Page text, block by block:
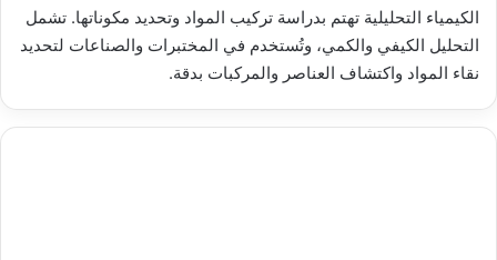
الكيمياء التحليلية تهتم بدراسة تركيب المواد وتحديد مكوناتها. تشمل
التحليل الكيفي والكمي، وتُستخدم في المختبرات والصناعات لتحديد
نقاء المواد واكتشاف العناصر والمركبات بدقة.